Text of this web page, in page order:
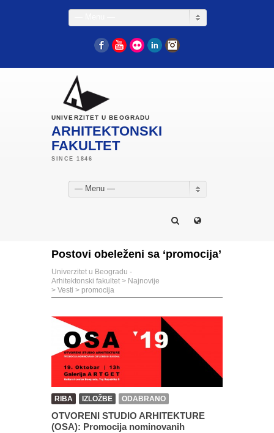
FacebookYouTube
Flickr LinkedIn
UNIVERZITET U BEOGRADU
ARHITEKTONSKI
FAKULTET
— Menu —
Postovi obeleženi sa ‘promocija’
Univerzitet u Beogradu -
Arhitektonski fakultet > Najnovije
> Vesti > promocija
RIBA IZLOŽBE ODABRANO
OTVORENI STUDIO ARHITEKTURE
(OSA): Promocija nominovanih